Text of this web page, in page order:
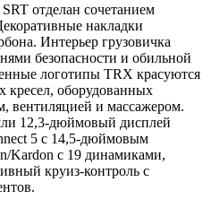
отделан сочетанием
накладки
Интерьер грузовичка
безопасности и обильной
логотипы TRX красуются
кресел, оборудованных
вентиляцией и массажером.
12,3-дюймовый дисплей
5 с 14,5-дюймовым
Kardon с 19 динамиками,
круиз-контроль с